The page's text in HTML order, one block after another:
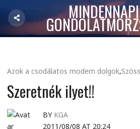
MINDENNAPI
Azok a csodálatos modern dolgok,
Szeretnék ilyet!!
BY KGA
2011/08/08 AT 20:24